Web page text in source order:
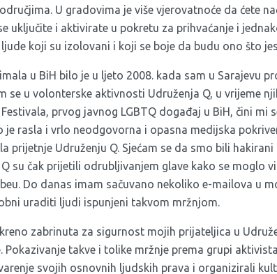
U gradovima je više vjerovatnoće da ćete
uključite i aktivirate u pokretu za prihvaćanje i
koji su izolovani i koji se boje da budu ono što
u BiH bilo je u ljeto 2008. kada sam u Sarajevu
se u volonterske aktivnosti Udruženja Q, u vrijeme
prvog javnog LGBTQ događaj u BiH, čini mi
rasla i vrlo neodgovorna i opasna medijska
prijetnje Udruženju Q. Sjećam se da smo bili hakirani
su čak prijetili odrubljivanjem glave kako se moglo
Do danas imam sačuvano nekoliko e-mailova u
uraditi ljudi ispunjeni takvom mržnjom.
zabrinuta za sigurnost mojih prijateljica u
Pokazivanje takve i tolike mržnje prema grupi
svojih osnovnih ljudskih prava i organizirali